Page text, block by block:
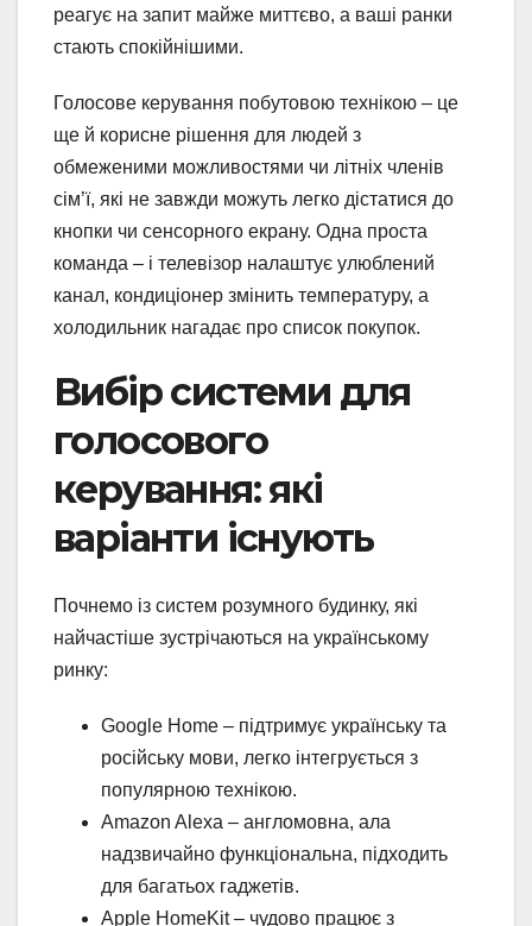
реагує на запит майже миттєво, а ваші ранки
стають спокійнішими.
Голосове керування побутовою технікою – це
ще й корисне рішення для людей з
обмеженими можливостями чи літніх членів
сім’ї, які не завжди можуть легко дістатися до
кнопки чи сенсорного екрану. Одна проста
команда – і телевізор налаштує улюблений
канал, кондиціонер змінить температуру, а
холодильник нагадає про список покупок.
Вибір системи для
голосового
керування: які
варіанти існують
Почнемо із систем розумного будинку, які
найчастіше зустрічаються на українському
ринку:
Google Home – підтримує українську та
російську мови, легко інтегрується з
популярною технікою.
Amazon Alexa – англомовна, ала
надзвичайно функціональна, підходить
для багатьох гаджетів.
Apple HomeKit – чудово працює з